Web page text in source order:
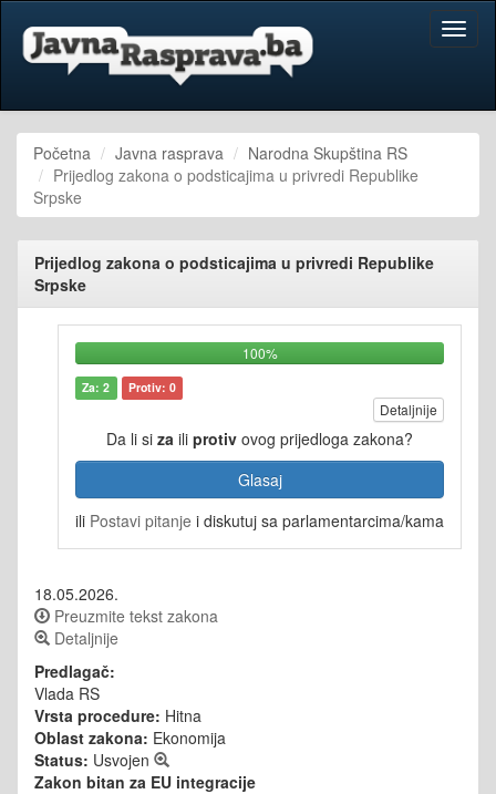
Početna Javna rasprava
Narodna Skupština RS
Prijedlog zakona o podsticajima u privredi Republike
Srpske
Prijedlog zakona o podsticajima u privredi Republike
Srpske
100%
Za: 2 Protiv: 0
Detaljnije
Da li si za ili protiv ovog prijedloga zakona?
Glasaj
ili Postavi pitanje i diskutuj sa parlamentarcima/kama
18.05.2026.
Preuzmite tekst zakona
Detaljnije
Predlagač:
Vlada RS
Vrsta procedure: Hitna
Oblast zakona: Ekonomija
Status: Usvojen
Zakon bitan za EU integracije